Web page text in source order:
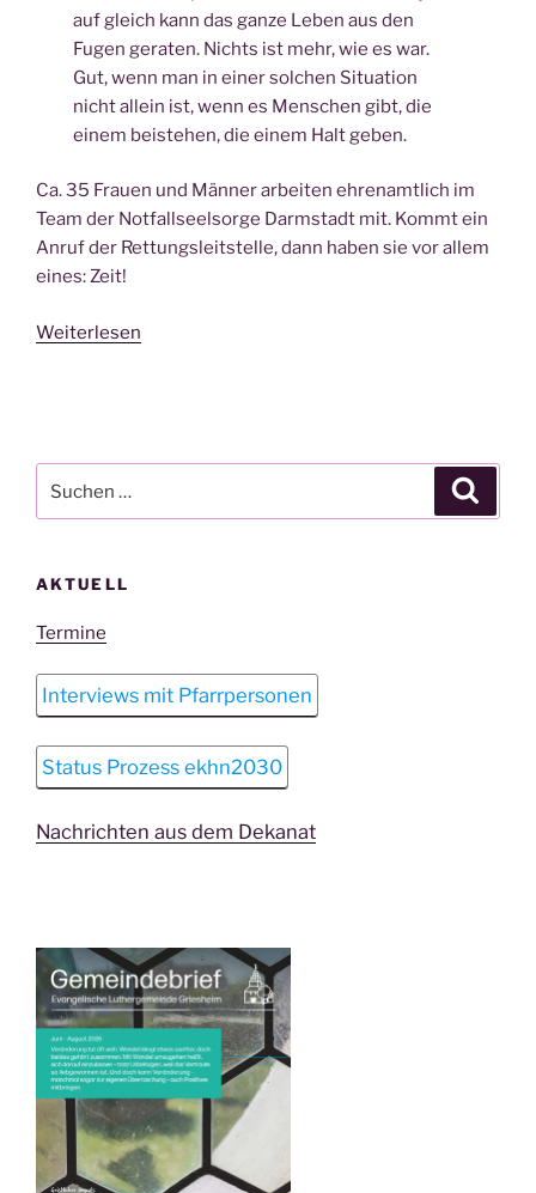
auf gleich kann das ganze Leben aus den
Fugen geraten. Nichts ist mehr, wie es war.
Gut, wenn man in einer solchen Situation
nicht allein ist, wenn es Menschen gibt, die
einem beistehen, die einem Halt geben.
Ca. 35 Frauen und Männer arbeiten ehrenamtlich im
Team der Notfallseelsorge Darmstadt mit. Kommt ein
Anruf der Rettungsleitstelle, dann haben sie vor allem
eines: Zeit!
Weiterlesen
nach:
AKTUELL
Termine
Interviews mit Pfarrpersonen
Status Prozess ekhn2030
Nachrichten aus dem Dekanat